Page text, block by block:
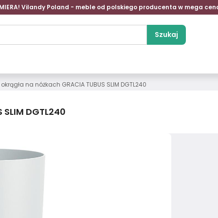
Vilandy Poland - meble od polskiego producenta w mega
Szukaj
na nóżkach GRACIA TUBUS SLIM DGTL240
DGTL240